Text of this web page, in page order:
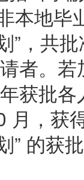
本地
”，共
者。
获批
月，获
” 的获